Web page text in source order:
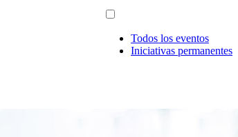
Todos los eventos
Iniciativas permanentes